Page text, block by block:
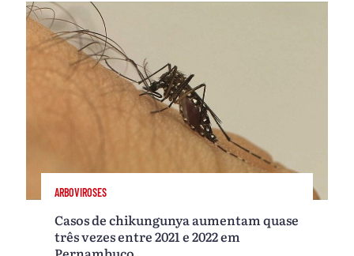
ARBOVIROSES
Casos de chikungunya aumentam quase
três vezes entre 2021 e 2022 em